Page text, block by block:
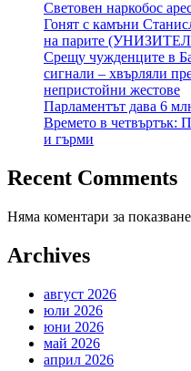
Световен наркобос
Гонят с камъни
на парите
Срещу чужденците в
сигнали – хвърляли
непристойни жестове
Парламентът дава 6
Времето в четвъртък:
и гърми
Recent Comments
Няма коментари за
Archives
август 2026
юли 2026
юни 2026
май 2026
април 2026